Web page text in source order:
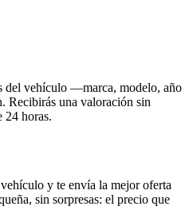
del vehículo —marca, modelo, año
Recibirás una valoración sin
24 horas.
y te envía la mejor oferta
sin sorpresas: el precio que